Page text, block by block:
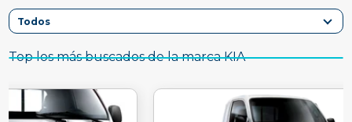
Top los más buscados de la marca KIA